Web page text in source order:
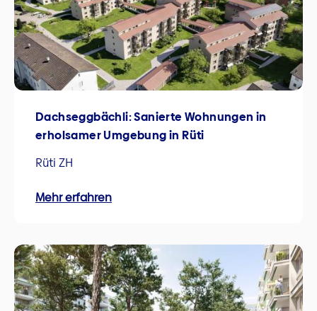
Dachseggbächli: Sanierte Wohnungen in
erholsamer Umgebung in Rüti
Rüti ZH
Mehr erfahren